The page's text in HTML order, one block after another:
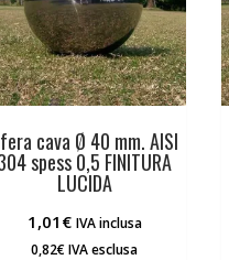
cava Ø 40 mm. AISI
spess 0,5 FINITURA
LUCIDA
1,01 € IVA inclusa
0,82€IVA esclusa